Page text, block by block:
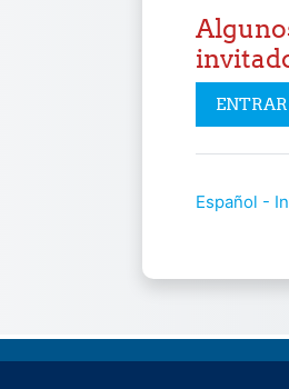
Español -